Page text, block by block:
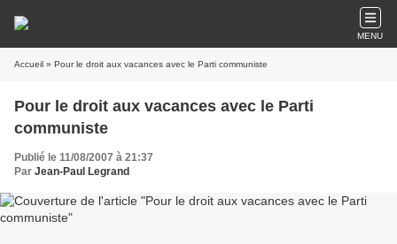
MENU
Accueil » Pour le droit aux vacances avec le Parti communiste
Pour le droit aux vacances avec le Parti
communiste
Publié le 11/08/2007 à 21:37
Par Jean-Paul Legrand